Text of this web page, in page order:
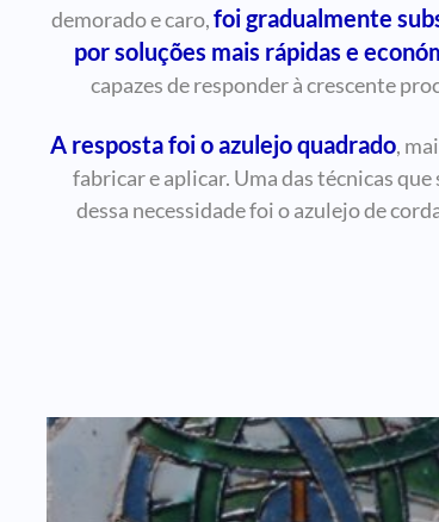
demorado e caro,foi gradualmente
por soluções mais rápidas e
capazes de responder à crescente
A resposta foi o azulejo quadrado,
fabricar e aplicar. Uma das técnicas que
dessa necessidade foi o azulejo de